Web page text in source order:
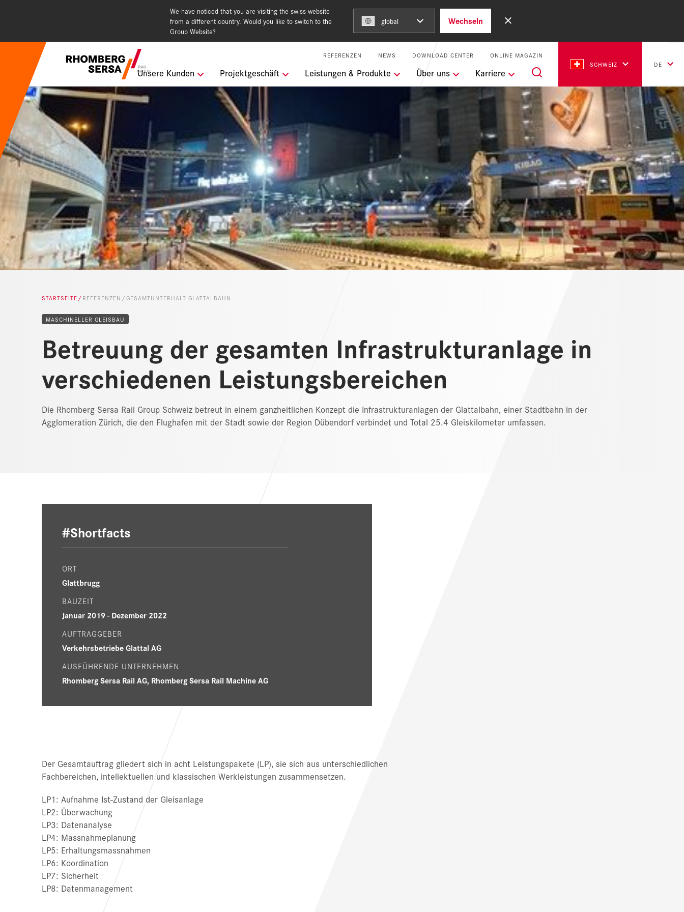
We have noticed that you are visiting the swiss website
from a different country. Would you like to switch to the
Group Website?
global Wechseln
REFERENZEN NEWS DOWNLOAD CENTER ONLINE MAGAZIN
Unsere Kunden Projektgeschäft Leistungen & Produkte Über uns Karriere
SCHWEIZ DE
Suchempfehlungen
Karriere im Team of Steel
Nachhaltigkeit
Digital Rail Services
STARTSEITE REFERENZEN GESAMTUNTERHALT GLATTALBAHN
MASCHINELLER GLEISBAU
Betreuung der gesamten Infrastrukturanlage in
verschiedenen Leistungsbereichen
Die Rhomberg Sersa Rail Group Schweiz betreut in einem ganzheitlichen Konzept die Infrastrukturanlagen der Glattalbahn, einer Stadtbahn in der
Agglomeration Zürich, die den Flughafen mit der Stadt sowie der Region Dübendorf verbindet und Total 25.4 Gleiskilometer umfassen.
#Shortfacts
ORT
Glattbrugg
BAUZEIT
Januar 2019 - Dezember 2022
AUFTRAGGEBER
Verkehrsbetriebe Glattal AG
AUSFÜHRENDE UNTERNEHMEN
Rhomberg Sersa Rail AG, Rhomberg Sersa Rail Machine AG
Der Gesamtauftrag gliedert sich in acht Leistungspakete (LP), sie sich aus unterschiedlichen
Fachbereichen, intellektuellen und klassischen Werkleistungen zusammensetzen.
LP1: Aufnahme Ist-Zustand der Gleisanlage
LP2: Überwachung
LP3: Datenanalyse
LP4: Massnahmeplanung
LP5: Erhaltungsmassnahmen
LP6: Koordination
LP7: Sicherheit
LP8: Datenmanagement